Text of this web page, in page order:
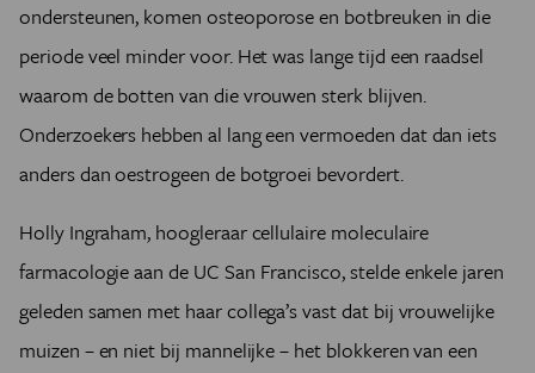
ondersteunen, komen osteoporose en botbreuken in die
periode veel minder voor. Het was lange tijd een raadsel
waarom de botten van die vrouwen sterk blijven.
Onderzoekers hebben al lang een vermoeden dat dan iets
anders dan oestrogeen de botgroei bevordert.
Holly Ingraham, hoogleraar cellulaire moleculaire
farmacologie aan de UC San Francisco, stelde enkele jaren
geleden samen met haar collega’s vast dat bij vrouwelijke
muizen – en niet bij mannelijke – het blokkeren van een